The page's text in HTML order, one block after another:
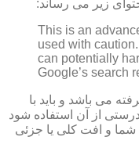
زیر می رساند:
This is an
used with
can potentially
Google’s search
می باشد و باید با
از آن استفاده شود
و افت کلی یا جزئی